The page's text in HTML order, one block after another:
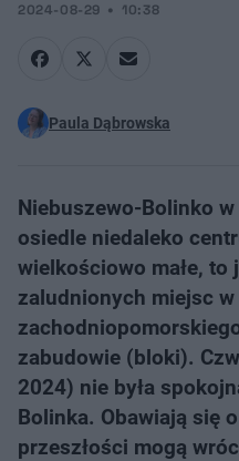
2024-08-29 10:38
Paula Dąbrowska
Niebuszewo-Bolinko
osiedle niedaleko
wielkościowo małe, to
zaludnionych miejsc
zabudowie (bloki).
2024) nie była
Bolinka. Obawiają się
przeszłości mogą